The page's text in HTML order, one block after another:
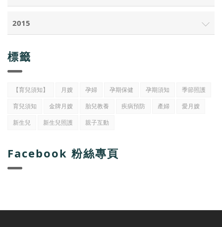
2015
標籤
【育兒須知】 月嫂 孕婦 孕期保健 孕期須知
季節照護
育兒須知
金牌月嫂 胎兒教養 疾病預防 產婦
愛月嫂
新生兒
新生兒照護 親子互動
Facebook 粉絲專頁